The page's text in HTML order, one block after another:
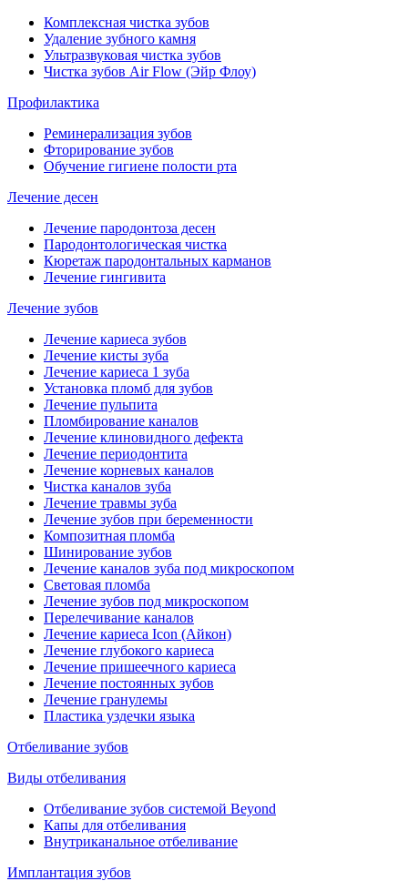
Комплексная чистка зубов
Удаление зубного камня
Ультразвуковая чистка зубов
Чистка зубов Air Flow (Эйр Флоу)
Профилактика
Реминерализация зубов
Фторирование зубов
Обучение гигиене полости рта
Лечение десен
Лечение пародонтоза десен
Пародонтологическая чистка
Кюретаж пародонтальных карманов
Лечение гингивита
Лечение зубов
Лечение кариеса зубов
Лечение кисты зуба
Лечение кариеса 1 зуба
Установка пломб для зубов
Лечение пульпита
Пломбирование каналов
Лечение клиновидного дефекта
Лечение периодонтита
Лечение корневых каналов
Чистка каналов зуба
Лечение травмы зуба
Лечение зубов при беременности
Композитная пломба
Шинирование зубов
Лечение каналов зуба под микроскопом
Световая пломба
Лечение зубов под микроскопом
Перелечивание каналов
Лечение кариеса Icon (Айкон)
Лечение глубокого кариеса
Лечение пришеечного кариеса
Лечение постоянных зубов
Лечение гранулемы
Пластика уздечки языка
Отбеливание зубов
Виды отбеливания
Отбеливание зубов системой Beyond
Капы для отбеливания
Внутриканальное отбеливание
Имплантация зубов